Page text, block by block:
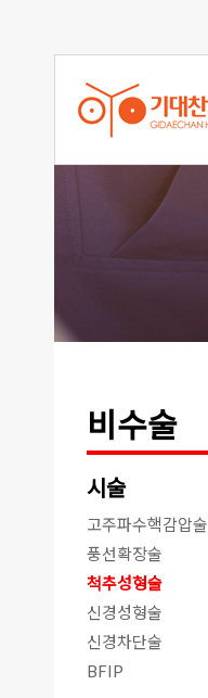
비수술
시술
고주파수핵감압술
풍선확장술
척추성형술
신경성형술
신경차단술
BFIP